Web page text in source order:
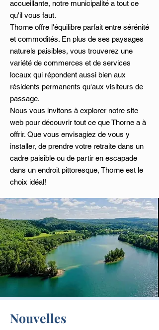
accueillante, notre municipalité a tout ce
qu'il vous faut.
Thorne offre l'équilibre parfait entre sérénité
et commodités. En plus de ses paysages
naturels paisibles, vous trouverez une
variété de commerces et de services
locaux qui répondent aussi bien aux
résidents permanents qu'aux visiteurs de
passage.
Nous vous invitons à explorer notre site
web pour découvrir tout ce que Thorne a à
offrir. Que vous envisagiez de vous y
installer, de prendre votre retraite dans un
cadre paisible ou de partir en escapade
dans un endroit pittoresque, Thorne est le
choix idéal!
Nouvelles